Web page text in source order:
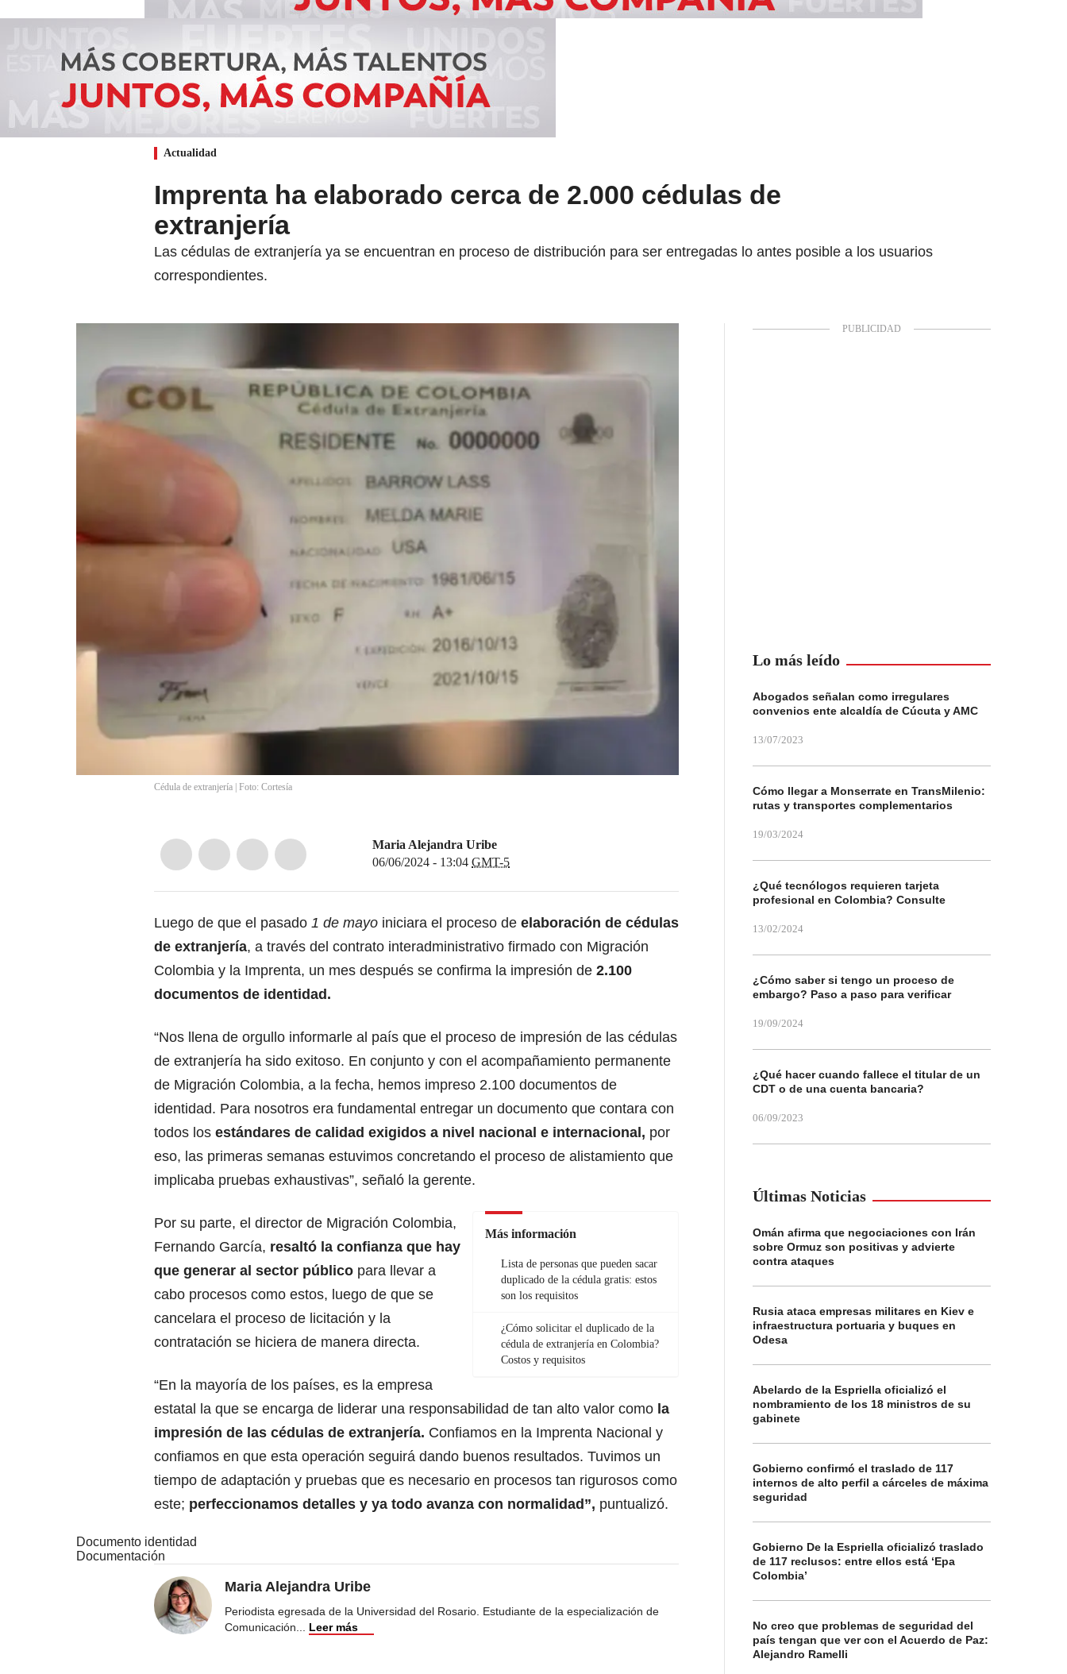
Actualidad
Imprenta ha elaborado cerca de 2.000 cédulas de
extranjería
Las cédulas de extranjería ya se encuentran en proceso de distribución para ser entregadas lo antes posible a los usuarios
correspondientes.
Cédula de extranjería | Foto: Cortesía
Maria Alejandra Uribe
06/06/2024 - 13:04 GMT-5
Luego de que el pasado 1 de mayo iniciara el proceso de elaboración de cédulas
de extranjería, a través del contrato interadministrativo firmado con Migración
Colombia y la Imprenta, un mes después se confirma la impresión de 2.100
documentos de identidad.
“Nos llena de orgullo informarle al país que el proceso de impresión de las cédulas
de extranjería ha sido exitoso. En conjunto y con el acompañamiento permanente
de Migración Colombia, a la fecha, hemos impreso 2.100 documentos de
identidad. Para nosotros era fundamental entregar un documento que contara con
todos los estándares de calidad exigidos a nivel nacional e internacional, por
eso, las primeras semanas estuvimos concretando el proceso de alistamiento que
implicaba pruebas exhaustivas”, señaló la gerente.
Más información
Lista de personas que pueden sacar
duplicado de la cédula gratis: estos
son los requisitos
¿Cómo solicitar el duplicado de la
cédula de extranjería en Colombia?
Costos y requisitos
Por su parte, el director de Migración Colombia,
Fernando García, resaltó la confianza que hay
que generar al sector público para llevar a
cabo procesos como estos, luego de que se
cancelara el proceso de licitación y la
contratación se hiciera de manera directa.
“En la mayoría de los países, es la empresa
estatal la que se encarga de liderar una responsabilidad de tan alto valor como la
impresión de las cédulas de extranjería. Confiamos en la Imprenta Nacional y
confiamos en que esta operación seguirá dando buenos resultados. Tuvimos un
tiempo de adaptación y pruebas que es necesario en procesos tan rigurosos como
este; perfeccionamos detalles y ya todo avanza con normalidad”, puntualizó.
Documento identidad
Documentación
Maria Alejandra Uribe
Periodista egresada de la Universidad del Rosario. Estudiante de la especialización de
Comunicación... Leer más
Lo más leído
Abogados señalan como irregulares
convenios ente alcaldía de Cúcuta y AMC
13/07/2023
Cómo llegar a Monserrate en TransMilenio:
rutas y transportes complementarios
19/03/2024
¿Qué tecnólogos requieren tarjeta
profesional en Colombia? Consulte
13/02/2024
¿Cómo saber si tengo un proceso de
embargo? Paso a paso para verificar
19/09/2024
¿Qué hacer cuando fallece el titular de un
CDT o de una cuenta bancaria?
06/09/2023
Últimas Noticias
Omán afirma que negociaciones con Irán
sobre Ormuz son positivas y advierte
contra ataques
Rusia ataca empresas militares en Kiev e
infraestructura portuaria y buques en
Odesa
Abelardo de la Espriella oficializó el
nombramiento de los 18 ministros de su
gabinete
Gobierno confirmó el traslado de 117
internos de alto perfil a cárceles de máxima
seguridad
Gobierno De la Espriella oficializó traslado
de 117 reclusos: entre ellos está ‘Epa
Colombia’
No creo que problemas de seguridad del
país tengan que ver con el Acuerdo de Paz:
Alejandro Ramelli